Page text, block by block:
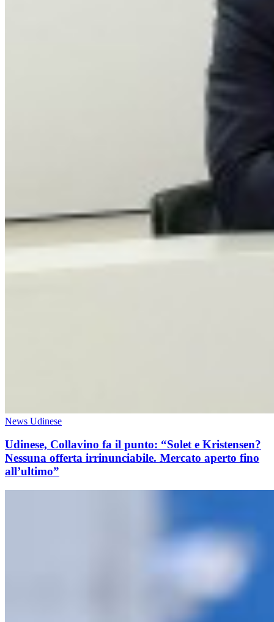
News Udinese
Udinese, Collavino fa il punto: “Solet e Kristensen?
Nessuna offerta irrinunciabile. Mercato aperto fino
all’ultimo”